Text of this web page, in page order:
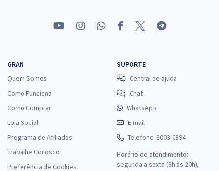
GRAN
Quem Somos
Como Funciona
Como Comprar
Loja Social
Programa de Afiliados
Trabalhe Conosco
Preferência de Cookies
SUPORTE
Central de ajuda
Chat
WhatsApp
E-mail
Telefone: 3003-0894
Horário de atendimento:
segunda a sexta (8h às 20h),